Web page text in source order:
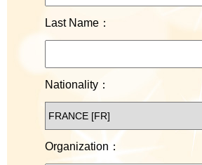
Last Name：
Nationality：
Organization：